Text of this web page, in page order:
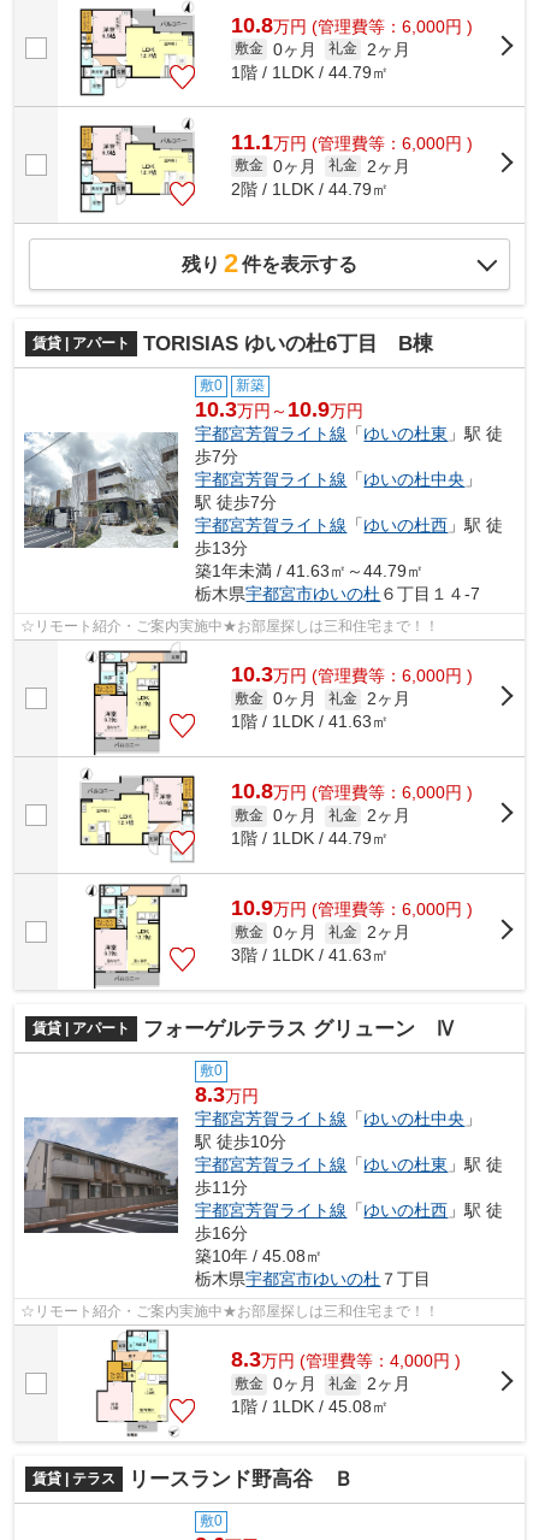
10.8万円 (管理費等：6,000円 )
敷金 0ヶ月 礼金
2ヶ月
1階 / 1LDK / 44.79㎡
11.1万円 (管理費等：6,000円 )
敷金 0ヶ月 礼金
2ヶ月
2階 / 1LDK / 44.79㎡
残り 2件を表示する
賃貸 | アパート TORISIAS ゆいの杜6丁目 B棟
敷0 新築
10.3万円～ 10.9万円
宇都宮芳賀ライト線 「ゆいの杜東 」駅 徒
歩7分
宇都宮芳賀ライト線 「ゆいの杜中央 」
駅 徒歩7分
宇都宮芳賀ライト線 「ゆいの杜西 」駅 徒
歩13分
築1年未満 / 41.63㎡～44.79㎡
栃木県宇都宮市ゆいの杜 ６丁目１４-7
☆リモート紹介・ご案内実施中★お部屋探しは三和住宅まで！！
10.3万円 (管理費等：6,000円 )
敷金 0ヶ月 礼金 2ヶ月
1階 / 1LDK / 41.63㎡
10.8万円 (管理費等：6,000円 )
敷金 0ヶ月 礼金 2ヶ月
1階 / 1LDK / 44.79㎡
10.9万円 (管理費等：6,000円 )
敷金 0ヶ月 礼金 2ヶ月
3階 / 1LDK / 41.63㎡
賃貸 | アパート フォーゲルテラス グリューン Ⅳ
敷0
8.3万円
宇都宮芳賀ライト線 「ゆいの杜中央 」
駅 徒歩10分
宇都宮芳賀ライト線 「ゆいの杜東 」駅 徒
歩11分
宇都宮芳賀ライト線 「ゆいの杜西 」駅 徒
歩16分
築10年 / 45.08㎡
栃木県宇都宮市ゆいの杜 ７丁目
☆リモート紹介・ご案内実施中★お部屋探しは三和住宅まで！！
8.3万円 (管理費等：4,000円 )
敷金 0ヶ月 礼金
2ヶ月
1階 / 1LDK / 45.08㎡
賃貸 | テラス リースランド野高谷 Ｂ
敷0